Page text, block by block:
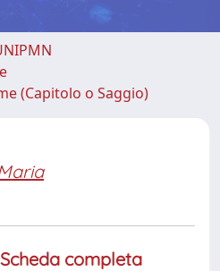
(Capitolo o Saggio)
Scheda completa